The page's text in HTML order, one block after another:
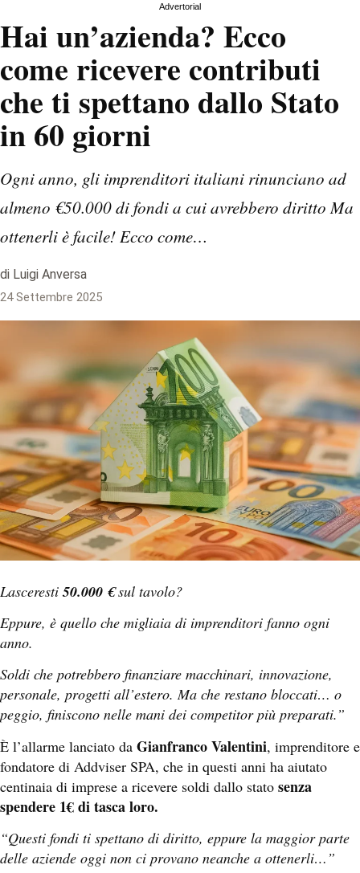
Advertorial
Hai un’azienda? Ecco
come ricevere contributi
che ti spettano dallo Stato
in 60 giorni
Ogni anno, gli imprenditori italiani rinunciano ad
almeno €50.000 di fondi a cui avrebbero diritto Ma
ottenerli è facile! Ecco come…
di Luigi Anversa
24 Settembre 2025
Lasceresti50.000 €sul tavolo?
Eppure, è quello che migliaia di imprenditori fanno ogni
anno.
Soldi che potrebbero finanziare macchinari, innovazione,
personale, progetti all’estero. Ma che restano bloccati… o
peggio, finiscono nelle mani dei competitor più preparati.”
È l’allarme lanciato da Gianfranco Valentini, imprenditore e
fondatore di Addviser SPA, che in questi anni ha aiutato
centinaia di imprese a ricevere soldi dallo stato senza
spendere 1€ di tasca loro.
“Questi fondi ti spettano di diritto, eppure la maggior parte
delle aziende oggi non ci provano neanche a ottenerli…”